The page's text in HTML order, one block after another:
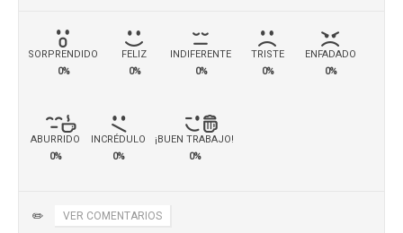
SORPRENDIDO
0%
FELIZ
0%
INDIFERENTE
0%
TRISTE
0%
ENFADADO
0%
ABURRIDO
0%
INCRÉDULO
0%
¡BUEN TRABAJO!
0%
✏️ VER COMENTARIOS